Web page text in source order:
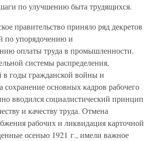
по улучшению быта трудящихся.
правительство приняло ряд декретов
по упорядочению и
оплаты труда в промышленности.
системы распределения,
в годы гражданской войны и
сохранение основных кадров рабочего
вводился социалистический принцип
и качеству труда. Отмена
рабочих и ликвидация карточной
осенью 1921 г., имели важное